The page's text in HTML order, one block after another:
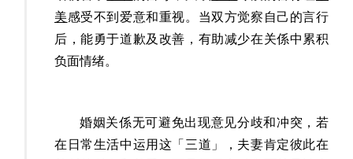
美感受不到爱意和重视。当双方觉察自己的言行
后，能勇于道歉及改善，有助减少在关係中累积
负面情绪。
婚姻关係无可避免出现意见分歧和冲突，若
在日常生活中运用这 「 三道 」
，夫妻肯定彼此在